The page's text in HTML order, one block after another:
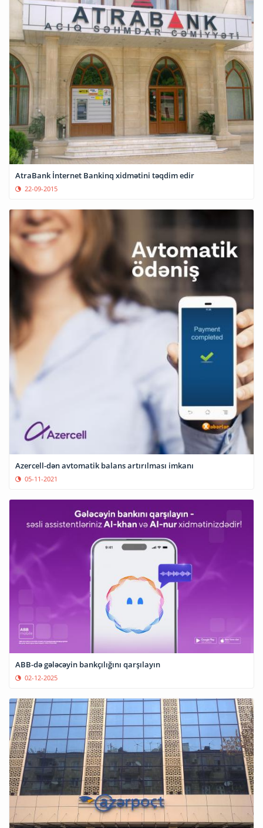
AtraBank İnternet Bankinq xidmətini təqdim edir
22-09-2015
Azercell-dən avtomatik balans artırılması imkanı
05-11-2021
ABB-də gələcəyin bankçılığını qarşılayın
02-12-2025